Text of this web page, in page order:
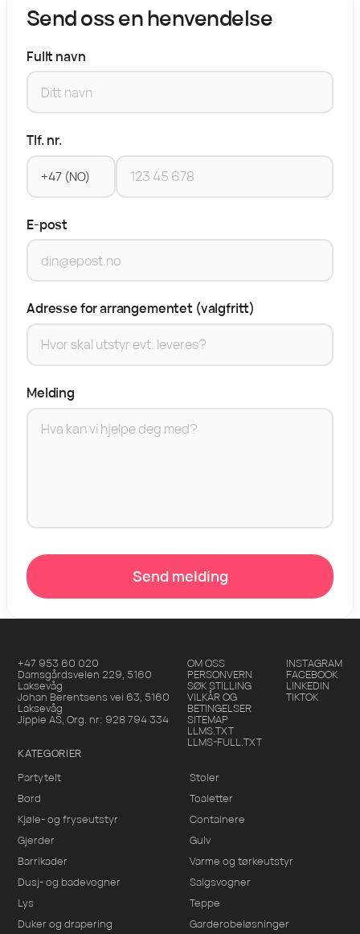
Send oss en henvendelse
Fullt navn
Tlf. nr.
E-post
Adresse for arrangementet (valgfritt)
Melding
Send melding
+47 953 60 020
Damsgårdsveien 229,5160
Laksevåg
Johan Berentsens vei 63,5160
Laksevåg
Jippie AS, Org. nr: 928 794 334
OM OSS
PERSONVERN
SØK STILLING
VILKÅR OG
BETINGELSER
SITEMAP
LLMS.TXT
LLMS-FULL.TXT
INSTAGRAM
FACEBOOK
LINKEDIN
TIKTOK
KATEGORIER
Partytelt
Stoler
Bord
Toaletter
Kjøle- og fryseutstyr
Containere
Gjerder
Gulv
Barrikader
Varme og tørkeutstyr
Dusj- og badevogner
Salgsvogner
Lys
Teppe
Duker og drapering
Garderobeløsninger